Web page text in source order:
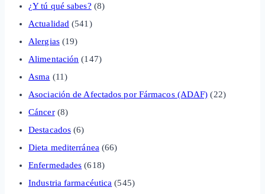
¿Y tú qué sabes? (8)
Actualidad (541)
Alergias(19)
Alimentación (147)
Asma (11)
Asociación de Afectados por Fármacos (ADAF) (22)
Cáncer(8)
Destacados (6)
Dieta mediterránea (66)
Enfermedades (618)
Industria farmacéutica (545)